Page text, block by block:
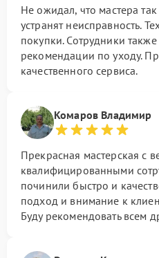
Не ожидал, что мастера
устранят неисправность.
покупки. Сотрудники
рекомендации по уходу.
качественного сервиса.
Комаров Владимир
Прекрасная мастерская с
квалифицированными
починили быстро и
подход и внимание к
Буду рекомендовать всем